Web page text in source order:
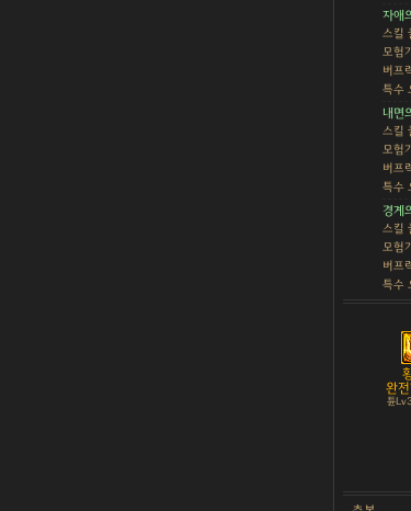
자애
스킬
모험
버프
특수
내면
스킬
모험
버프
특수
경계
스킬
모험
버프
특수
완
튠